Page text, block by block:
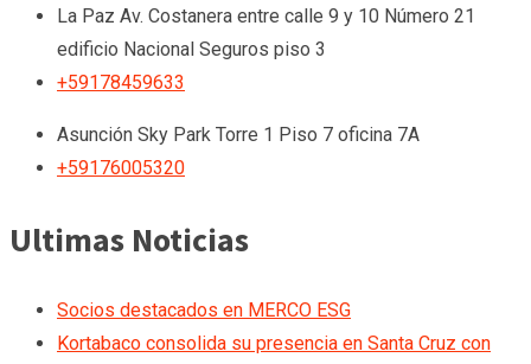
La Paz Av. Costanera entre calle 9 y 10 Número 21
edificio Nacional Seguros piso 3
+59178459633
Asunción Sky Park Torre 1 Piso 7 oficina 7A
+59176005320
Ultimas Noticias
Socios destacados en MERCO ESG
Kortabaco consolida su presencia en Santa Cruz con